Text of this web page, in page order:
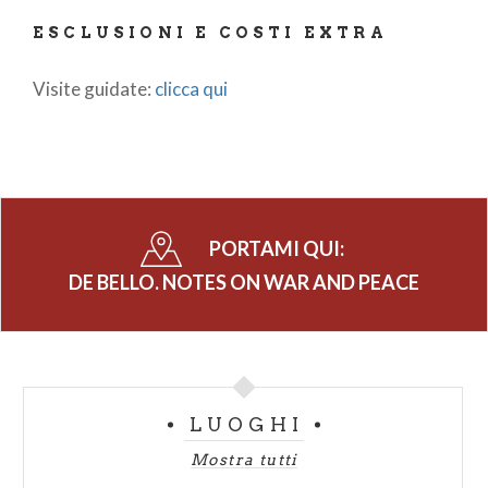
ESCLUSIONI E COSTI EXTRA
Visite guidate: clicca qui
PORTAMI QUI:
DE BELLO. NOTES ON WAR AND PEACE
LUOGHI
Mostra tutti